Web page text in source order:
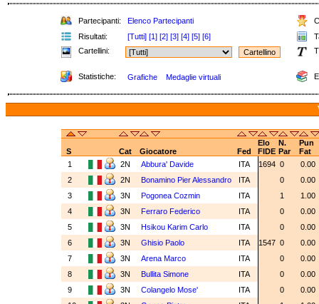
Partecipanti: Elenco Partecipanti
Risultati:
[Tutti] [1] [2] [3] [4] [5] [6]
Cartellini:
Statistiche: Grafiche Medaglie virtuali
Elo N.
Pun
S
Cat Giocatore Fed FIDE Par
Fat
1
2N Abbura' Davide ITA 1694 0
0.00
2
2N Bonamino Pier Alessandro ITA 0
0.00
3
3N Pogonea Cozmin ITA 1
1.00
4
3N Ferraro Federico ITA 0
0.00
5
3N Hsikou Karim Carlo ITA 0
0.00
6
3N Ghisio Paolo ITA 1547 0
0.00
7
3N Arena Marco ITA 0
0.00
8
3N Bullita Simone ITA 0
0.00
9
3N Colangelo Mose' ITA 0
0.00